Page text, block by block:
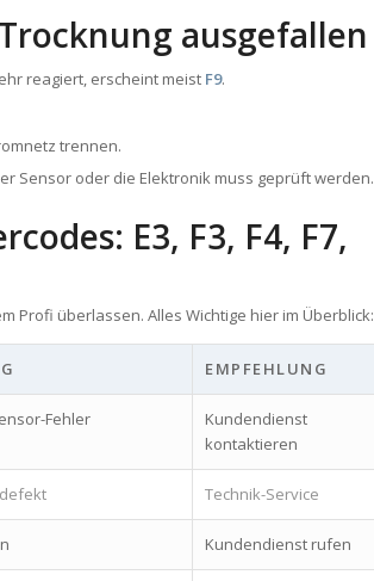
ausgefallen
reagiert, erscheint meist F9.
trennen.
Sensor oder die Elektronik muss geprüft werden.
E3, F3, F4, F7,
Profi überlassen. Alles Wichtige hier im Überblick:
EMPFEHLUNG
Fehler
Kundendienst
kontaktieren
Technik-Service
Kundendienst rufen